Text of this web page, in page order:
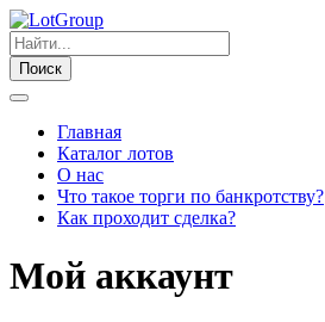
Поиск
Главная
Каталог лотов
О нас
Что такое торги по банкротству?
Как проходит сделка?
Мой аккаунт